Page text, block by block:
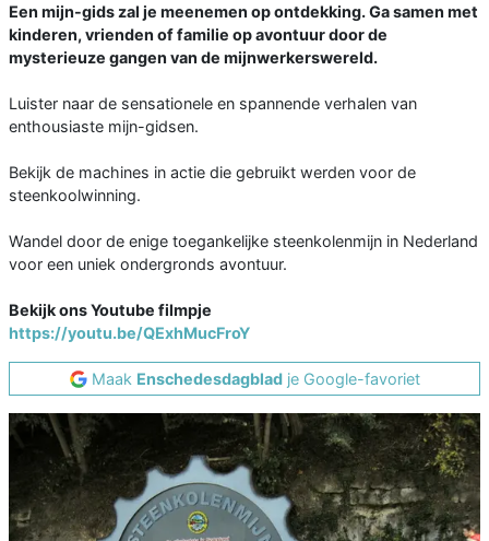
Een mijn-gids zal je meenemen op ontdekking. Ga samen met
kinderen, vrienden of familie op avontuur door de
mysterieuze gangen van de mijnwerkerswereld.
Luister naar de sensationele en spannende verhalen van
enthousiaste mijn-gidsen.
Bekijk de machines in actie die gebruikt werden voor de
steenkoolwinning.
Wandel door de enige toegankelijke steenkolenmijn in Nederland
voor een uniek ondergronds avontuur.
Bekijk ons Youtube filmpje
https://youtu.be/QExhMucFroY
Maak Enschedesdagbladje Google-favoriet